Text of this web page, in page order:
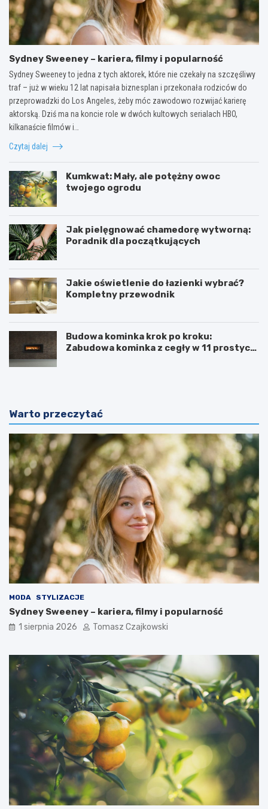
Sydney Sweeney – kariera, filmy i popularność
Sydney Sweeney to jedna z tych aktorek, które nie czekały na szczęśliwy
traf – już w wieku 12 lat napisała biznesplan i przekonała rodziców do
przeprowadzki do Los Angeles, żeby móc zawodowo rozwijać karierę
aktorską. Dziś ma na koncie role w dwóch kultowych serialach HBO,
kilkanaście filmów i…
Czytaj dalej
Kumkwat: Mały, ale potężny owoc
twojego ogrodu
Jak pielęgnować chamedorę wytworną:
Poradnik dla początkujących
Jakie oświetlenie do łazienki wybrać?
Kompletny przewodnik
Budowa kominka krok po kroku:
Zabudowa kominka z cegły w 11 prostych
Warto przeczytać
MODA STYLIZACJE
Sydney Sweeney – kariera, filmy i popularność
1 sierpnia 2026 Tomasz Czajkowski